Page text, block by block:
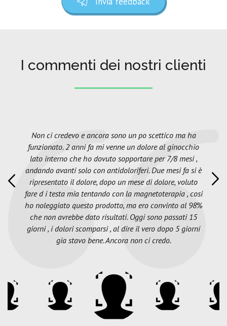
I commenti dei nostri clienti
Non ci credevo e ancora sono un po scettico ma ha
funzionato. 2 anni fa mi venne un dolore al ginocchio
lato interno che ho dovuto sopportare per 7/8 mesi ,
andando avanti solo con antidoloriferi. Due mesi fa si è
ripresentato il dolore, dopo un mese di dolore, voluto
fare d i testa mia tentando con la magnetoterapia , cosi
ho noleggiato questo prodotto, ma ero convinto al 98%
che non avrebbe dato risultati. Oggi sono passati 15
giorni , i dolori scomparsi , al dire il vero dopo 5 giorni
gia stavo bene. Ancora non ci credo.